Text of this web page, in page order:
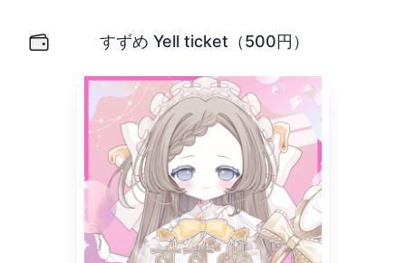
すずめ Yell ticket（500円）